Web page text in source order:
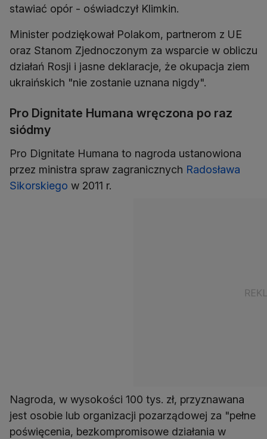
stawiać opór - oświadczył Klimkin.
Minister podziękował Polakom, partnerom z UE
oraz Stanom Zjednoczonym za wsparcie w obliczu
działań Rosji i jasne deklaracje, że okupacja ziem
ukraińskich "nie zostanie uznana nigdy".
Pro Dignitate Humana wręczona po raz
siódmy
Pro Dignitate Humana to nagroda ustanowiona
przez ministra spraw zagranicznych Radosława
Sikorskiego w 2011 r.
Nagroda, w wysokości 100 tys. zł, przyznawana
jest osobie lub organizacji pozarządowej za "pełne
poświęcenia, bezkompromisowe działania w